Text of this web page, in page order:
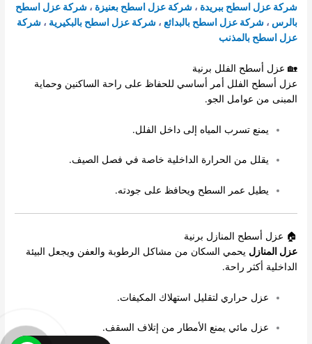
شركة عزل اسطح ببريدة ،شركة عزل اسطح بعنيزة ، شركة عزل اسطح
بالرس ،شركة عزل اسطح بالبدائع ،شركة عزل اسطح بالبكيرية ،شركة
عزل اسطح بالمذنب
🏡 عزل أسطح الفلل برنية
عزل أسطح الفلل أمر أساسي للحفاظ على راحة الساكنين وحماية
المبنى من عوامل الجو.
يمنع تسرب المياه إلى داخل الفلل.
يقلل من الحرارة الداخلية خاصة في فصل الصيف.
يطيل عمر السطح ويحافظ على جودته.
🏠 عزل أسطح المنازل برنية
عزل المنازل يحمي السكان من مشاكل الرطوبة والعفن ويجعل البيئة
الداخلية أكثر راحة.
عزل حراري لتقليل استهلاك المكيفات.
عزل مائي يمنع الأمطار من إتلاف السقف.